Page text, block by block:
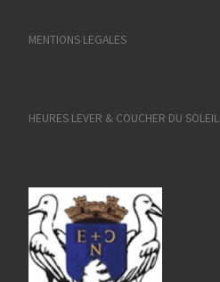
MENTIONS LEGALES
HEURES LEVER & COUCHER DU SOLEIL